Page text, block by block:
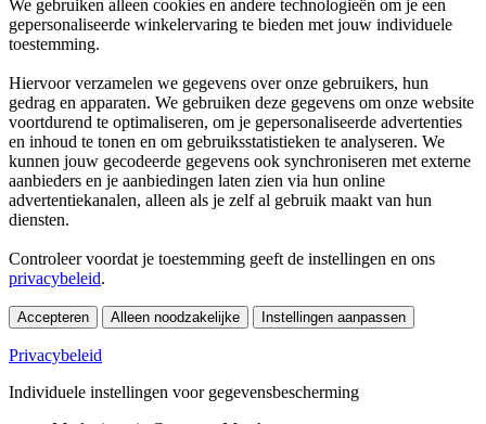
We gebruiken alleen cookies en andere technologieën om je een
gepersonaliseerde winkelervaring te bieden met jouw individuele
toestemming.
Hiervoor verzamelen we gegevens over onze gebruikers, hun
gedrag en apparaten. We gebruiken deze gegevens om onze website
voortdurend te optimaliseren, om je gepersonaliseerde advertenties
en inhoud te tonen en om gebruiksstatistieken te analyseren. We
kunnen jouw gecodeerde gegevens ook synchroniseren met externe
aanbieders en je aanbiedingen laten zien via hun online
advertentiekanalen, alleen als je zelf al gebruik maakt van hun
diensten.
Controleer voordat je toestemming geeft de instellingen en ons
privacybeleid.
Accepteren Alleen noodzakelijke Instellingen aanpassen
Privacybeleid
Individuele instellingen voor gegevensbescherming